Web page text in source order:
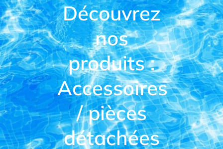
Découvrez
nos
produits :
Accessoires
/ pièces
détachées